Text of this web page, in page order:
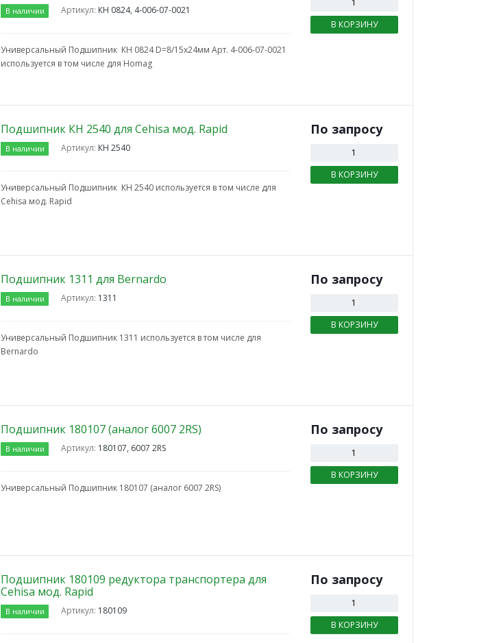
В наличии Артикул: КН 0824, 4-006-07-0021
Универсальный Подшипник КН 0824 D=8/15х24мм Арт. 4-006-07-0021
используется в том числе для Homag
В КОРЗИНУ
Подшипник КН 2540 для Cehisa мод. Rapid
В наличии Артикул: КН 2540
Универсальный Подшипник КН 2540 используется в том числе для
Cehisa мод. Rapid
По запросу
В КОРЗИНУ
Подшипник 1311 для Bernardo
В наличии Артикул: 1311
Универсальный Подшипник 1311 используется в том числе для
Bernardo
По запросу
В КОРЗИНУ
Подшипник 180107 (аналог 6007 2RS)
В наличии Артикул: 180107, 6007 2RS
Универсальный Подшипник 180107 (аналог 6007 2RS)
По запросу
В КОРЗИНУ
Подшипник 180109 редуктора транспортера для
Cehisa мод. Rapid
В наличии Артикул: 180109
По запросу
В КОРЗИНУ